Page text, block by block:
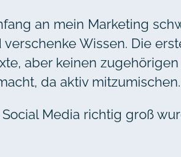
an mein Marketing
Wissen. Die
aber keinen
da aktiv mitzumischen.
Media richtig groß